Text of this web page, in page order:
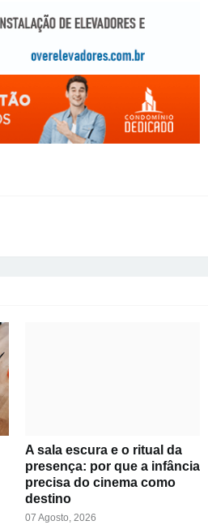
A sala escura e o ritual da
presença: por que a infância
precisa do cinema como
destino
07 Agosto, 2026